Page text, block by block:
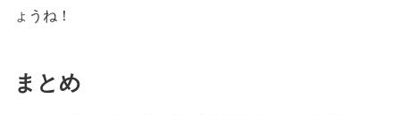
ょうね！
まとめ